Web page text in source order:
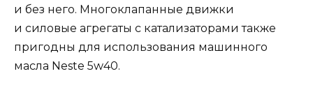
и без него. Многоклапанные движки
и силовые агрегаты с катализаторами также
пригодны для использования машинного
масла Neste 5w40.